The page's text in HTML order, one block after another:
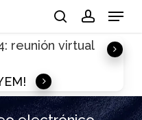
Menu
reunión virtual